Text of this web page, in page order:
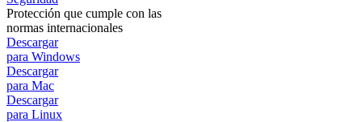
Protección que cumple con las
normas internacionales
Descargar
para Windows
Descargar
para Mac
Descargar
para Linux